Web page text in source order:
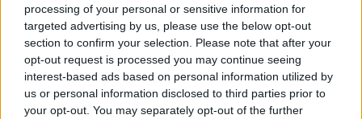
processing of your personal or sensitive information for
targeted advertising by us, please use the below opt-out
section to confirm your selection. Please note that after your
opt-out request is processed you may continue seeing
interest-based ads based on personal information utilized by
us or personal information disclosed to third parties prior to
your opt-out. You may separately opt-out of the further
quell'appunto nacque la sua linea editoriale,
che propugna spiegazioni visive per il tifoso
critico. Dettaglio unico: una stagione
allenatore under15 al Chieri e ciclista urbano.